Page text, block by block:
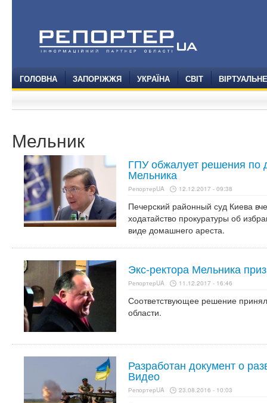
ГОЛОВНА ЗАПОРІЖЖЯ УКРАЇНА СВІТ
Мельник
ГПУ обжалует решения
Мельника
РепортерUA 12.12.2017 - 09:38
Печерский районный суд Киева
ходатайство прокуратуры об
виде домашнего ареста.
Экс-ректора Мельника
РепортерUA 11.12.2017 - 16:46
Соответствующее решение
области.
Разработан документ о
Видео
РепортерUA 23.08.2016 - 10:03